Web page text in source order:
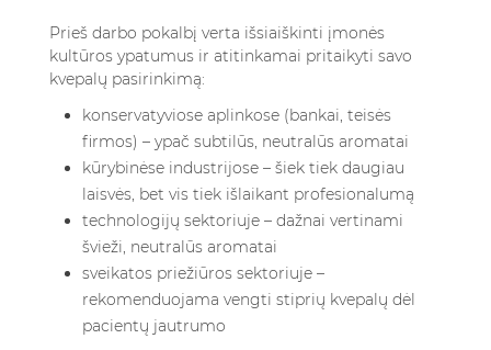
Prieš darbo pokalbį verta išsiaiškinti įmonės
kultūros ypatumus ir atitinkamai pritaikyti savo
kvepalų pasirinkimą:
konservatyviose aplinkose (bankai, teisės
firmos) – ypač subtilūs, neutralūs aromatai
kūrybinėse industrijose – šiek tiek daugiau
laisvės, bet vis tiek išlaikant profesionalumą
technologijų sektoriuje – dažnai vertinami
švieži, neutralūs aromatai
sveikatos priežiūros sektoriuje –
rekomenduojama vengti stiprių kvepalų dėl
pacientų jautrumo